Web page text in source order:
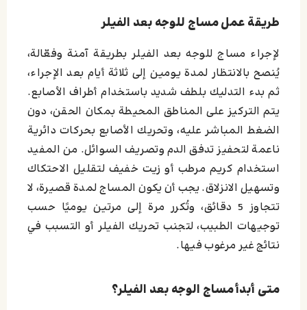
طريقة عمل مساج للوجه بعد الفيلر
لإجراء مساج للوجه بعد الفيلر بطريقة آمنة وفعّالة،
يُنصح بالانتظار لمدة يومين إلى ثلاثة أيام بعد الإجراء،
ثم بدء التدليك بلطف شديد باستخدام أطراف الأصابع.
يتم التركيز على المناطق المحيطة بمكان الحقن، دون
الضغط المباشر عليه، وتحريك الأصابع بحركات دائرية
ناعمة لتحفيز تدفق الدم وتصريف السوائل. من المفيد
استخدام كريم مرطب أو زيت خفيف لتقليل الاحتكاك
وتسهيل الانزلاق. يجب أن يكون المساج لمدة قصيرة، لا
تتجاوز 5 دقائق، وتُكرر مرة إلى مرتين يوميًا حسب
توجيهات الطبيب، لتجنب تحريك الفيلر أو التسبب في
نتائج غير مرغوب فيها.
متى أبدأ مساج الوجه بعد الفيلر؟